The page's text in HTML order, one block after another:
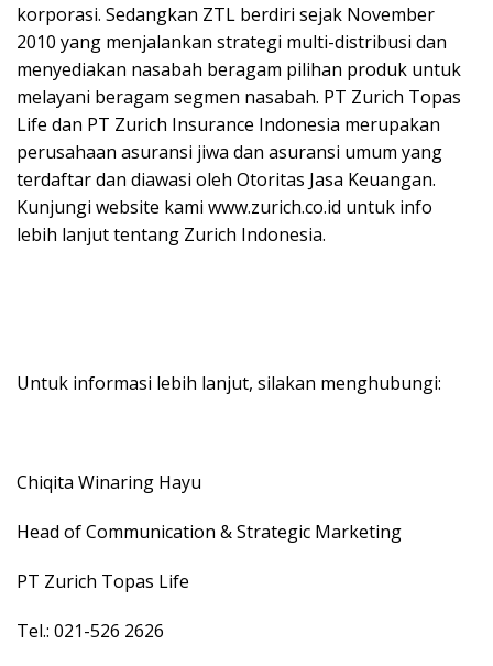
korporasi. Sedangkan ZTL berdiri sejak November
2010 yang menjalankan strategi multi-distribusi dan
menyediakan nasabah beragam pilihan produk untuk
melayani beragam segmen nasabah. PT Zurich Topas
Life dan PT Zurich Insurance Indonesia merupakan
perusahaan asuransi jiwa dan asuransi umum yang
terdaftar dan diawasi oleh Otoritas Jasa Keuangan.
Kunjungi website kami www.zurich.co.id untuk info
lebih lanjut tentang Zurich Indonesia.
Untuk informasi lebih lanjut, silakan menghubungi:
Chiqita Winaring Hayu
Head of Communication & Strategic Marketing
PT Zurich Topas Life
Tel.: 021-526 2626